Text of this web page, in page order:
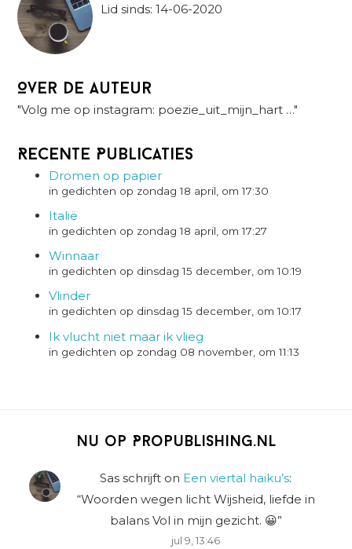
Lid sinds: 14-06-2020
Over de auteur
"Volg me op instagram: poezie_uit_mijn_hart …"
Recente Publicaties
Dromen op papier
in gedichten op zondag 18 april, om 17:30
Italië
in gedichten op zondag 18 april, om 17:27
Winnaar
in gedichten op dinsdag 15 december, om 10:19
Vlinder
in gedichten op dinsdag 15 december, om 10:17
Ik vlucht niet maar ik vlieg
in gedichten op zondag 08 november, om 11:13
Nu op Propublishing.nl
Sas schrijft on Een viertal haiku’s:
“Woorden wegen licht Wijsheid, liefde in
balans Vol in mijn gezicht. 😀”
jul 9, 13:46